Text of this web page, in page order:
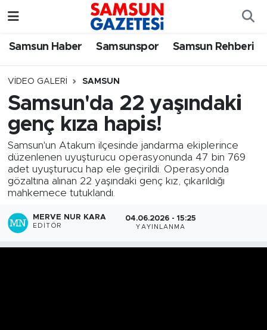
Samsun Haber Samsunspor Samsun Rehberi
VIDEO GALERI SAMSUN
Samsun'da 22 yaşındaki
genç kıza hapis!
Samsun'un Atakum ilçesinde jandarma ekiplerince
düzenlenen uyuşturucu operasyonunda 47 bin 769
adet uyuşturucu hap ele geçirildi. Operasyonda
gözaltına alınan 22 yaşındaki genç kız, çıkarıldığı
mahkemece tutuklandı.
MERVE NUR KARA
EDITÖR
04.06.2026 - 15:25
YAYINLANMA
Samsun Haber
Samsunspor
Samsun Rehberi
Resmi İlanlar
Samsun Nöbetçi Eczaneler
Samsun Hava Durumu
SAMSUN Namaz Vakitleri
Samsun Trafik Yoğunluk Haritası
Süper Lig Puan Durumu ve Fikstür
Tüm Manşetler
Son Dakika Haberleri